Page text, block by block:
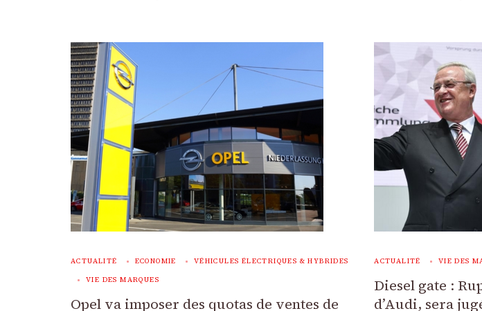
ACTUALITÉ ECONOMIE VÉHICULES ÉLECTRIQUES & HYBRIDES
VIE DES MARQUES
Opel va imposer des quotas de ventes de
ACTUALITÉ VIE DES
Diesel gate :
d’Audi, sera